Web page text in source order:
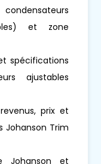
et zone
spécifications
ajustables
prix et
Johanson Trim
Johanson et